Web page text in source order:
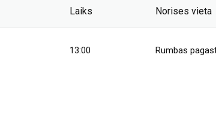
Laiks Norises vieta
13:00 Rumbas